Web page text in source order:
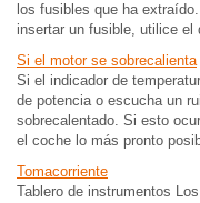
los fusibles que ha
insertar un fusible, utilice el
Si el motor se sobrecalienta
Si el indicador de
de potencia o escucha un
sobrecalentado. Si esto
el coche lo más pronto
Tomacorriente
Tablero de instrumentos